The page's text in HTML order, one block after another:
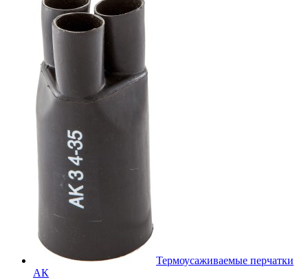
Термоусаживаемые перчатки
АК